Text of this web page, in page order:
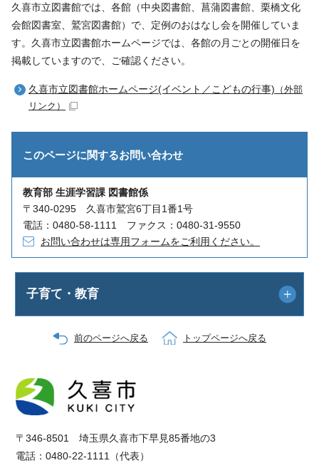
久喜市立図書館では、各館（中央図書館、菖蒲図書館、栗橋文化
会館図書室、鷲宮図書館）で、定例のおはなし会を開催していま
す。久喜市立図書館ホームページでは、各館の月ごとの開催日を
掲載していますので、ご確認ください。
久喜市立図書館ホームページ(イベント／こどもの行事) （外部
リンク）
このページに関するお問い合わせ
教育部 生涯学習課 図書館係
〒340-0295 久喜市鷲宮6丁目1番1号
電話：0480-58-1111 ファクス：0480-31-9550
お問い合わせは専用フォームをご利用ください。
子育て・教育
前のページへ戻る トップページへ戻る
〒346-8501 埼玉県久喜市下早見85番地の3
電話：0480-22-1111（代表）